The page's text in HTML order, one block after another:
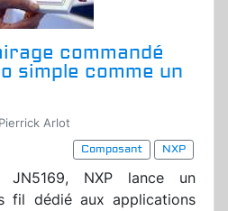
commandé
simple comme un
Arlot
Composant
NXP
JN5169, NXP lance un
fil dédié aux applications